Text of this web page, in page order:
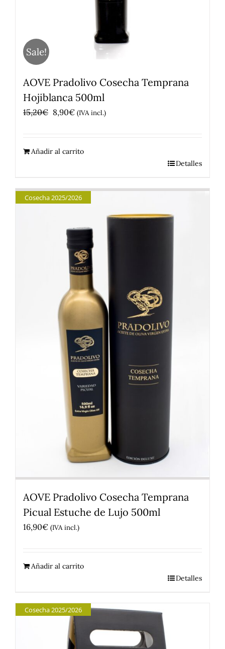
Sale!
AOVE Pradolivo Cosecha Temprana
Hojiblanca 500ml
15,20€ El
era:
8,90€El
es:
(IVA incl.)
Añadir al carrito
Detalles
Cosecha 2025/2026
AOVE Pradolivo Cosecha Temprana
Picual Estuche de Lujo 500ml
16,90€ (IVA incl.)
Añadir al carrito
Detalles
Cosecha 2025/2026